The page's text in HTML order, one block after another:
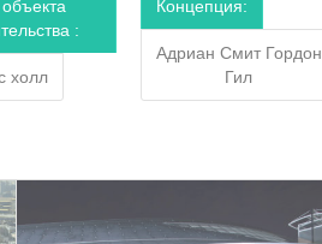
:
холл
Концепция:
Адриан Смит Гордон
Гил